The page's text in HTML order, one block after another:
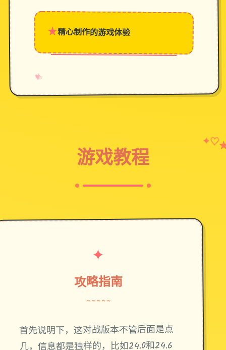
★精心制作的游戏体验
♥
✧
→
游戏教程
✦♡
✦
攻略指南
~~~~~
首先说明下，这对战版本不管后面是点